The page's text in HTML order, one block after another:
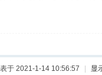
于 2021-1-14 10:56:57 显